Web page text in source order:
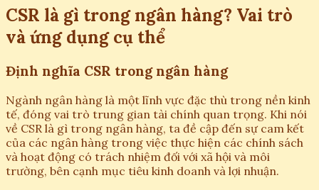
CSR là gì trong ngân hàng? Vai trò
và ứng dụng cụ thể
Định nghĩa CSR trong ngân hàng
Ngành ngân hàng là một lĩnh vực đặc thù trong nền kinh
tế, đóng vai trò trung gian tài chính quan trọng. Khi nói
về CSR là gì trong ngân hàng, ta đề cập đến sự cam kết
của các ngân hàng trong việc thực hiện các chính sách
và hoạt động có trách nhiệm đối với xã hội và môi
trường, bên cạnh mục tiêu kinh doanh và lợi nhuận.